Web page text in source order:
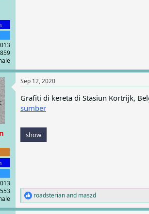
Sep 12, 2020
Grafiti di kereta di Stasiun Kortrijk,
sumber
show
R
e
roadsterianand maszd